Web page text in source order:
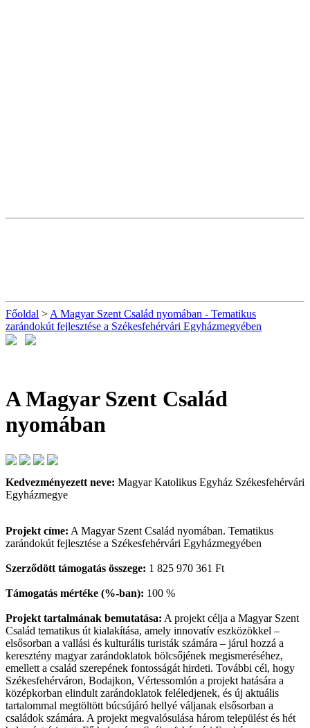
Főoldal > A Magyar Szent Család nyomában - Tematikus
zarándokút fejlesztése a Székesfehérvári Egyházmegyében
A Magyar Szent Család
nyomában
Kedvezményezett neve: Magyar Katolikus Egyház Székesfehérvári
Egyházmegye
Projekt címe: A Magyar Szent Család nyomában. Tematikus
zarándokút fejlesztése a Székesfehérvári Egyházmegyében
Szerződött támogatás összege: 1 825 970 361 Ft
Támogatás mértéke (%-ban): 100 %
Projekt tartalmának bemutatása: A projekt célja a Magyar Szent
Család tematikus út kialakítása, amely innovatív eszközökkel –
elsősorban a vallási és kulturális turisták számára – járul hozzá a
keresztény magyar zarándoklatok bölcsőjének megismeréséhez,
emellett a család szerepének fontosságát hirdeti. További cél, hogy
Székesfehérváron, Bodajkon, Vértessomlón a projekt hatására a
középkorban elindult zarándoklatok feléledjenek, és új aktuális
tartalommal megtöltött búcsújáró hellyé váljanak elsősorban a
családok számára. A projekt megvalósulása három települést és hét